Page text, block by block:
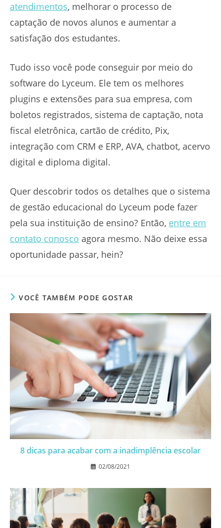
atendimentos, melhorar o processo de
captação de novos alunos e aumentar a
satisfação dos estudantes.
Tudo isso você pode conseguir por meio do
software do Lyceum. Ele tem os melhores
plugins e extensões para sua empresa, com
boletos registrados, sistema de captação, nota
fiscal eletrônica, cartão de crédito, Pix,
integração com CRM e ERP, AVA, chatbot, acervo
digital e diploma digital.
Quer descobrir todos os detalhes que o sistema
de gestão educacional do Lyceum pode fazer
pela sua instituição de ensino? Então, entre em
contato conosco agora mesmo. Não deixe essa
oportunidade passar, hein?
VOCÊ TAMBÉM PODE GOSTAR
8 dicas para acabar com a inadimplência escolar
02/08/2021